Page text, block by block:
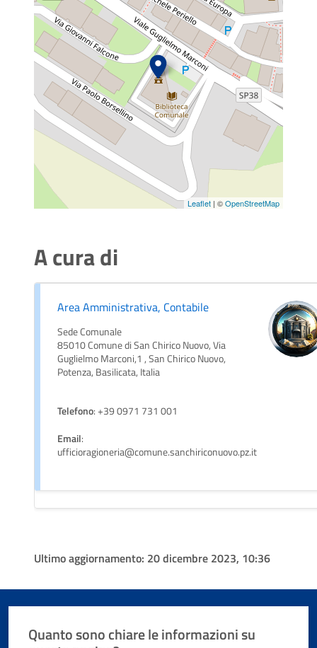
Leaflet | ©OpenStreetMap
A cura di
Area Amministrativa, Contabile
Sede Comunale
85010 Comune di San Chirico Nuovo, Via
Guglielmo Marconi,1 , San Chirico Nuovo,
Potenza, Basilicata, Italia
Telefono: +39 0971 731 001
Email:
ufficioragioneria@comune.sanchiriconuovo.pz.it
Ultimo aggiornamento: 20 dicembre 2023, 10:36
Quanto sono chiare le informazioni su